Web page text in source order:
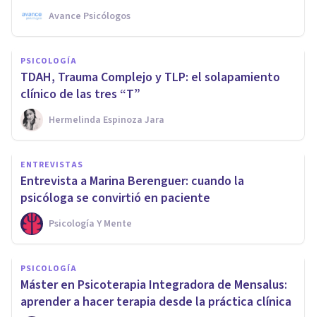
Avance Psicólogos
PSICOLOGÍA
TDAH, Trauma Complejo y TLP: el solapamiento
clínico de las tres “T”
Hermelinda Espinoza Jara
ENTREVISTAS
Entrevista a Marina Berenguer: cuando la
psicóloga se convirtió en paciente
Psicología Y Mente
PSICOLOGÍA
Máster en Psicoterapia Integradora de Mensalus:
aprender a hacer terapia desde la práctica clínica